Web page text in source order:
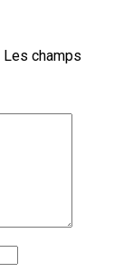
Les champs